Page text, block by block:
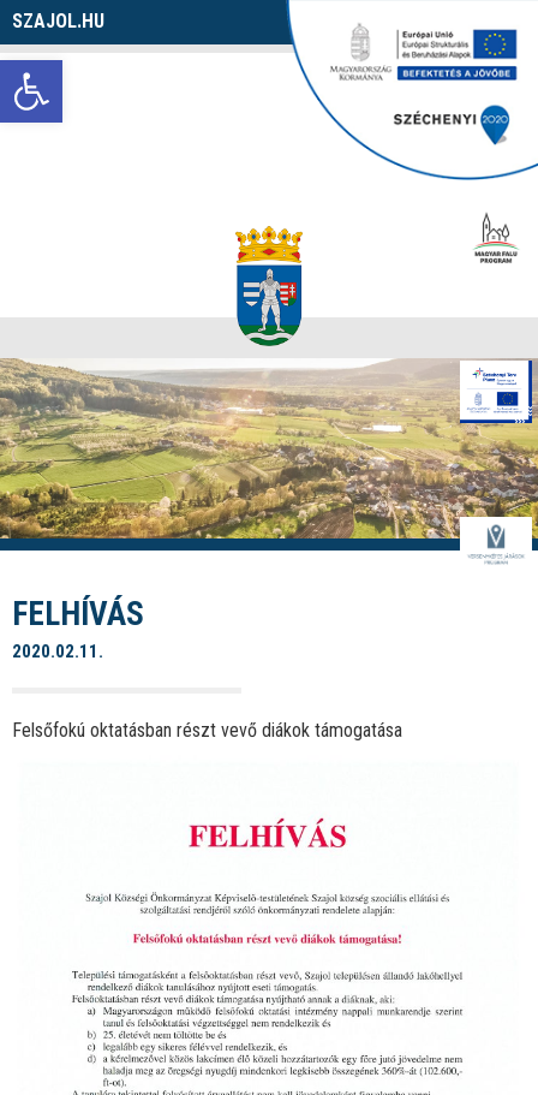
Eszköztár megnyitása
SZAJOL.HU
FELHÍVÁS
2020.02.11.
Felsőfokú oktatásban részt vevő diákok támogatása